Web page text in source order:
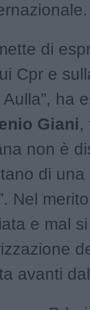
di
Cpr e
ha
Giani,
non è
di
Nel
e mal
avanti